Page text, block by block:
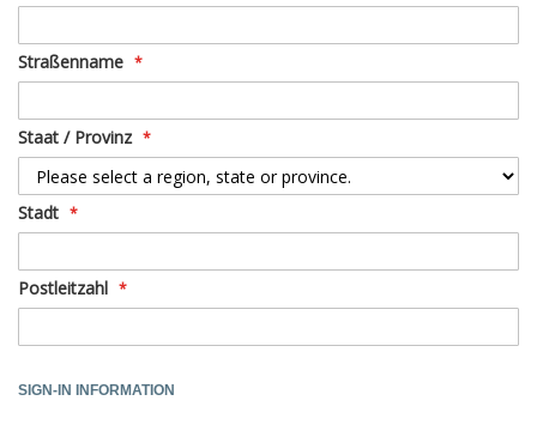
Straßenname
Staat / Provinz
Stadt
Postleitzahl
SIGN-IN INFORMATION